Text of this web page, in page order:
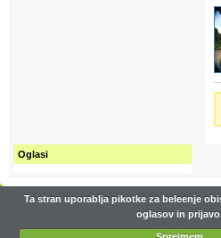
BeyoncĂ© - Broken-
Oglasi
Ta stran uporablja pikotke za beleenje
oglasov in